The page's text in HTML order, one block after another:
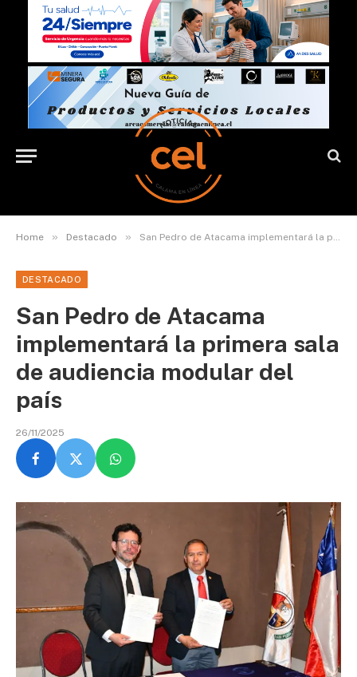
Home » Destacado » San Pedro de Atacama implementará la primera sala de audiencia modular del país
DESTACADO
San Pedro de Atacama
implementará la primera sala
de audiencia modular del
país
26/11/2025